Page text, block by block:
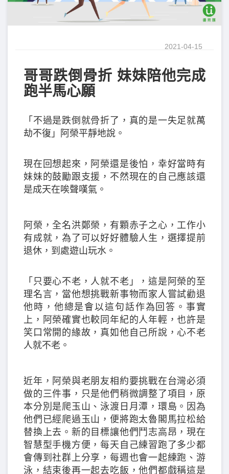
2021-04-15
哥哥跌倒骨折 妹妹陪他完成
跑半馬心願
「不過是跌倒就骨折了，真的是一失足就萬
劫不復」阿榮平靜地說。
現在回想起來，阿榮還是後怕，幸好當時有
妹妹的鼓勵跟支援，不然現在的自己應該還
是成天在唉聲嘆氣。
阿榮，全名洪鄭榮，有顆赤子之心，工作小
有成就，為了可以好好體驗人生，選擇提前
退休，到處遊山玩水。
「只要心不老，人就不老」，這是阿榮的至
理名言，當他想挑戰新事物而家人嘗試勸退
他時，他總是會以這句話作為回答。事實
上，阿榮確實也較同年紀的人年輕，也許是
笑口常開的緣故，真如他自己所說，心不老
人就不老。
近年，阿榮與老朋友相約要挑戰在台灣必須
做的三件事，只是他們稍微調整了項目，原
本分別是爬玉山、泳渡日月潭，環島。因為
他們已經爬過玉山，便將跑太魯閣馬拉松給
替換上去。新的目標讓他們鬥志高昂，現在
智慧型手機方便，每天自己練習跑了多少都
會傳到社群上分享，每週也會一起練跑、游
泳，結束後再一起去吃飯，他們都戲稱這是